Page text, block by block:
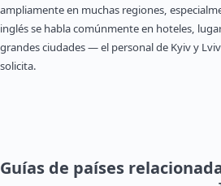
ampliamente en muchas regiones,
inglés se habla comúnmente en hoteles,
grandes ciudades — el personal de Kyiv y
solicita.
Guías de países